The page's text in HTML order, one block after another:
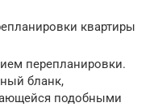
квартиры
перепланировки.
бланк,
подобными